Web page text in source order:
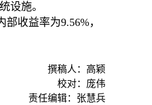
设施。
收益率为9.56%，
撰稿人：高颖
校对：庞伟
责任编辑：张慧兵